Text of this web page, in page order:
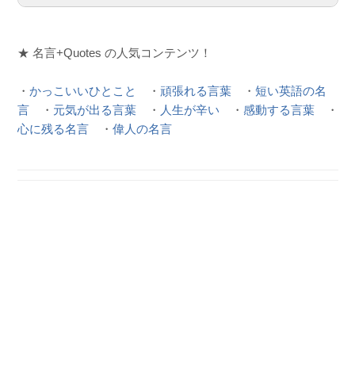
★ 名言+Quotes の人気コンテンツ！
・ かっこいいひとこと ・ 頑張れる言葉 ・ 短い英語の名
言 ・ 元気が出る言葉 ・ 人生が辛い ・ 感動する言葉 ・
心に残る名言 ・ 偉人の名言